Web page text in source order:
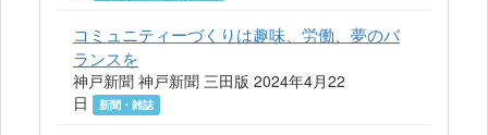
コミュニティーづくりは趣味、労働、夢のバ
ランスを
神戸新聞 神戸新聞 三田版 2024年4月22
日
新聞・雑誌